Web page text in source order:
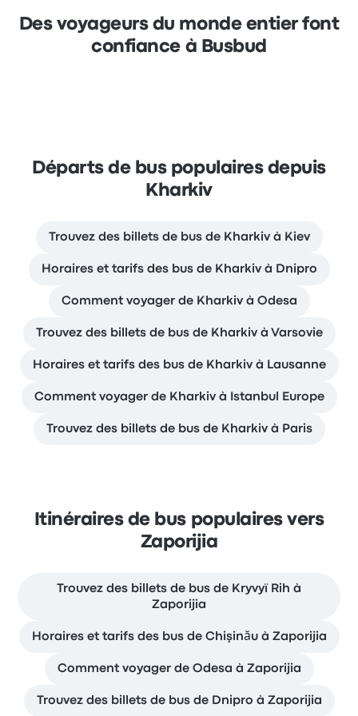
Des voyageurs du monde entier font
confiance à Busbud
Départs de bus populaires depuis
Kharkiv
Trouvez des billets de bus de Kharkiv à Kiev
Horaires et tarifs des bus de Kharkiv à Dnipro
Comment voyager de Kharkiv à Odesa
Trouvez des billets de bus de Kharkiv à Varsovie
Horaires et tarifs des bus de Kharkiv à Lausanne
Comment voyager de Kharkiv à Istanbul Europe
Trouvez des billets de bus de Kharkiv à Paris
Itinéraires de bus populaires vers
Zaporijia
Trouvez des billets de bus de Kryvyï Rih à
Zaporijia
Horaires et tarifs des bus de Chişinău à Zaporijia
Comment voyager de Odesa à Zaporijia
Trouvez des billets de bus de Dnipro à Zaporijia